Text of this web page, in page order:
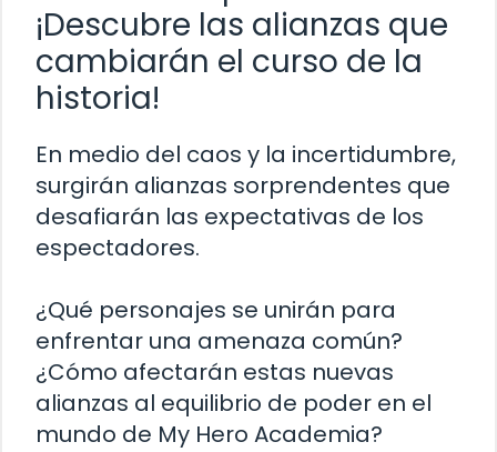
¡Descubre las alianzas que
cambiarán el curso de la
historia!
En medio del caos y la incertidumbre,
surgirán alianzas sorprendentes que
desafiarán las expectativas de los
espectadores.
¿Qué personajes se unirán para
enfrentar una amenaza común?
¿Cómo afectarán estas nuevas
alianzas al equilibrio de poder en el
mundo de My Hero Academia?